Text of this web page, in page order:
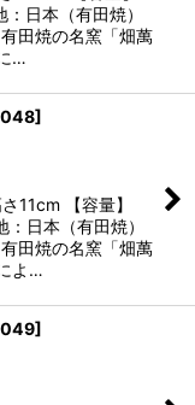
日本（有田焼）
田焼の名窯「畑萬
…
]
11cm 【容量】
日本（有田焼）
田焼の名窯「畑萬
よ…
]